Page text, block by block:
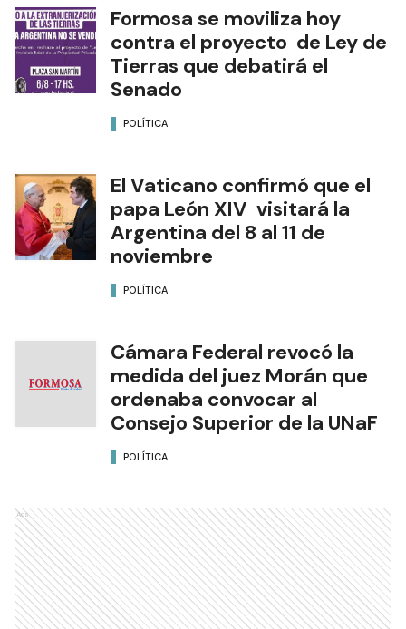
Formosa se moviliza hoy
contra el proyecto de Ley de
Tierras que debatirá el
Senado
POLÍTICA
El Vaticano confirmó que el
papa León XIV visitará la
Argentina del 8 al 11 de
noviembre
POLÍTICA
Cámara Federal revocó la
medida del juez Morán que
ordenaba convocar al
Consejo Superior de la UNaF
POLÍTICA
Ads